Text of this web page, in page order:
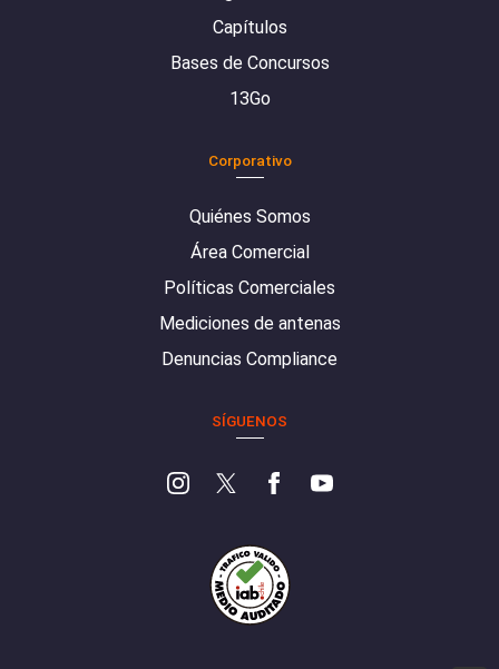
Capítulos
Bases de Concursos
13Go
Corporativo
Quiénes Somos
Área Comercial
Políticas Comerciales
Mediciones de antenas
Denuncias Compliance
SÍGUENOS